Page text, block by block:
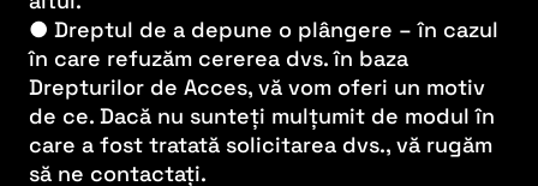
● Dreptul de a depune o plângere – în cazul
în care refuzăm cererea dvs. în baza
Drepturilor de Acces, vă vom oferi un motiv
de ce. Dacă nu sunteți mulțumit de modul în
care a fost tratată solicitarea dvs., vă rugăm
să ne contactați.